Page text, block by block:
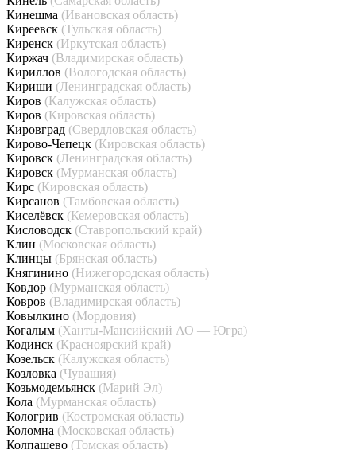
Кинешма (Ивановская область)
Киреевск (Тульская область)
Киренск (Иркутская область)
Киржач (Владимирская область)
Кириллов (Вологодская область)
Кириши (Ленинградская область)
Киров (Калужская область)
Киров (Кировская область)
Кировград (Свердловская область)
Кирово-Чепецк (Кировская область)
Кировск (Ленинградская область)
Кировск (Мурманская область)
Кирс (Кировская область)
Кирсанов (Тамбовская область)
Киселёвск (Кемеровская область)
Кисловодск (Ставропольский край)
Клин (Московская область)
Клинцы (Брянская область)
Княгинино (Нижегородская область)
Ковдор (Мурманская область)
Ковров (Владимирская область)
Ковылкино (Мордовия)
Когалым (Ханты-Мансийский АО — Югра)
Кодинск (Красноярский край)
Козельск (Калужская область)
Козловка (Чувашия)
Козьмодемьянск (Марий Эл)
Кола (Мурманская область)
Кологрив (Костромская область)
Коломна (Московская область)
Колпашево (Томская область)